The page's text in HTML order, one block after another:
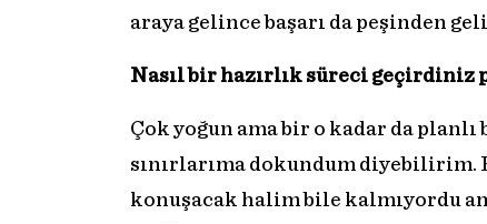
araya gelince başarı da peşinden
Nasıl bir hazırlık süreci geçirdiniz
Çok yoğun ama bir o kadar da
sınırlarıma dokundum diyebilirim.
konuşacak halim bile kalmıyordu